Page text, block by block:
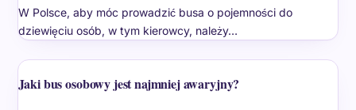
W Polsce, aby móc prowadzić busa o pojemności do
dziewięciu osób, w tym kierowcy, należy…
Jaki bus osobowy jest najmniej awaryjny?